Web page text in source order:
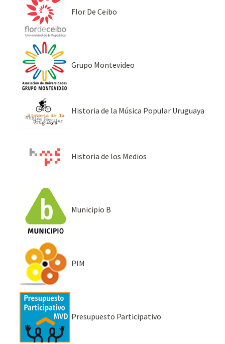
Flor De Ceibo
Grupo Montevideo
Historia de la Música Popular Uruguaya
Historia de los Medios
Municipio B
PIM
Presupuesto Participativo